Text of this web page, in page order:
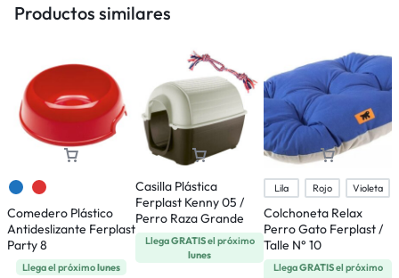
Productos similares
Comedero Plástico
Antideslizante Ferplast
Party 8
Llega el próximolunes
Casilla Plástica
Ferplast Kenny 05 /
Perro Raza Grande
LlegaGRATISel próximo
lunes
Lila Rojo Violeta
Colchoneta Relax
Perro Gato Ferplast /
Talle N° 10
LlegaGRATISel próximo